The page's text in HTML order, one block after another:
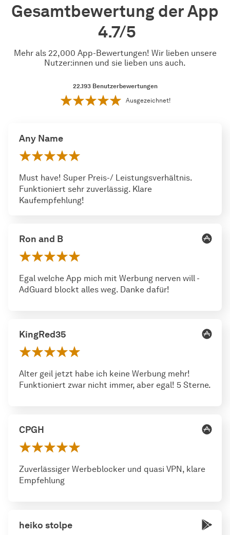
Gesamtbewertung der App
4.7/5
Mehr als 22,000 App-Bewertungen! Wir lieben unsere
Nutzer:innen und sie lieben uns auch.
22.193 Benutzerbewertungen
Ausgezeichnet!
Any Name
Must have! Super Preis-/ Leistungsverhältnis.
Funktioniert sehr zuverlässig. Klare
Kaufempfehlung!
Ron and B
Egal welche App mich mit Werbung nerven will -
AdGuard blockt alles weg. Danke dafür!
KingRed35
Alter geil jetzt habe ich keine Werbung mehr!
Funktioniert zwar nicht immer, aber egal! 5 Sterne.
CPGH
Zuverlässiger Werbeblocker und quasi VPN, klare
Empfehlung
heiko stolpe